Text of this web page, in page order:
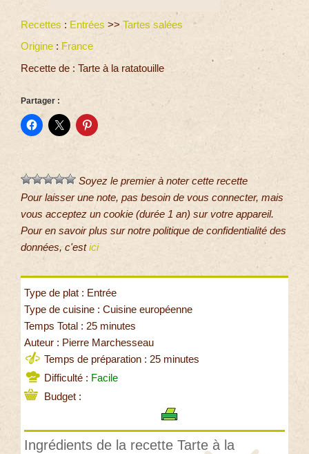
Recettes : Entrées >> Tartes salées
Origine : France
Recette de : Tarte à la ratatouille
Partager :
Soyez le premier à noter cette recette
Pour laisser une note, pas besoin de vous connecter, mais
vous acceptez un cookie (durée 1 an) sur votre appareil.
Pour en savoir plus sur notre politique de confidentialité des
données, c'estici
Type de plat : Entrée
Type de cuisine : Cuisine européenne
Temps Total : 25 minutes
Auteur : Pierre Marchesseau
Temps de préparation : 25 minutes
Difficulté : Facile
Budget :
Ingrédients de la recette Tarte à la